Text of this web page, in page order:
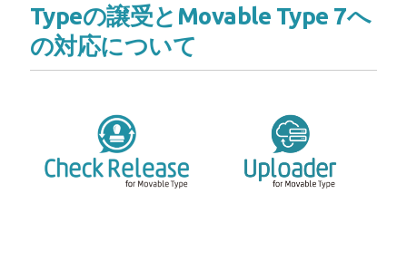
Typeの譲受とMovable Type 7へ
の対応について